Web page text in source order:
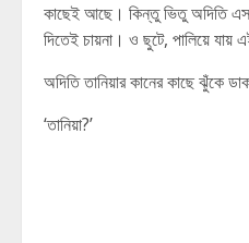
কাছেই আছে। কিন্তু ভিতু অদিতি
দিতেই চায়না। ও ছুটে, পালিয়ে
অদিতি তানিয়ার কানের কাছে ঝুঁকে
‘তানিয়া?’